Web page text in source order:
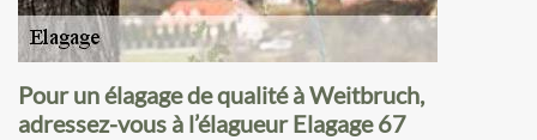
Pour un élagage de qualité à Weitbruch,
adressez-vous à l’élagueur Elagage 67